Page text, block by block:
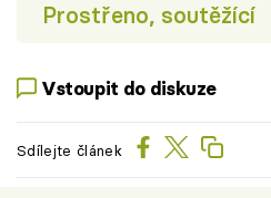
Prostřeno, soutěžící
Vstoupit do diskuze
Sdílejte článek